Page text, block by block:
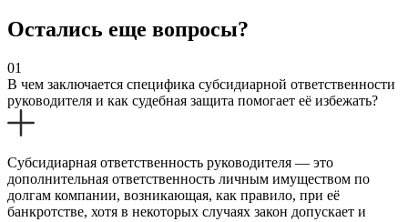
Остались еще вопросы?
01
В чем заключается специфика субсидиарной ответственности
руководителя и как судебная защита помогает её избежать?
Субсидиарная ответственность руководителя — это
дополнительная ответственность личным имуществом по
долгам компании, возникающая, как правило, при её
банкротстве, хотя в некоторых случаях закон допускает и